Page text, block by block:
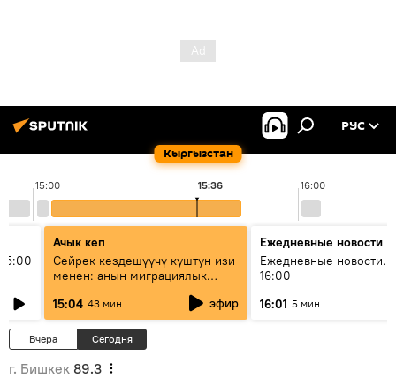
Кыргызстан
РУС
15:00 16:00
15:36
Ачык кеп
Сейрек кездешүүчү куштун изи
менен: анын миграциялык
жолу эмнеден кабар берет?
15:04 43 мин эфир
Ежедневные новости
Ежедневные новости.
16:00
16:01 5 мин
Вчера Сегодня
г. Бишкек 89.3